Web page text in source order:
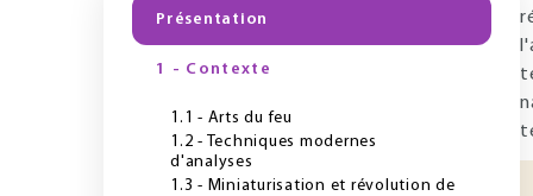
Présentation
1 - Contexte
1.1 - Arts du feu
1.2 - Techniques modernes
d'analyses
1.3 - Miniaturisation et révolution de